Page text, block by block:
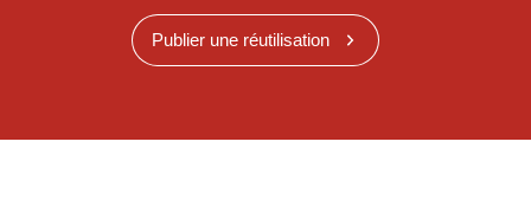
Publier une réutilisation